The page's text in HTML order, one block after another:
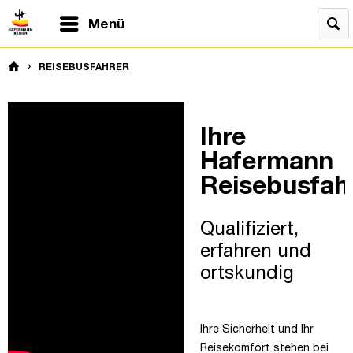
Menü
REISEBUSFAHRER
Ihre
Hafermann
Qualifiziert,
erfahren und
ortskundig
Ihre Sicherheit und Ihr
Reisekomfort stehen bei